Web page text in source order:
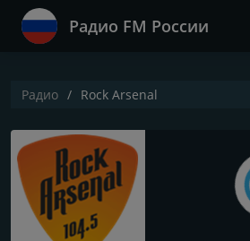
Радио FM России
Радио Rock Arsenal